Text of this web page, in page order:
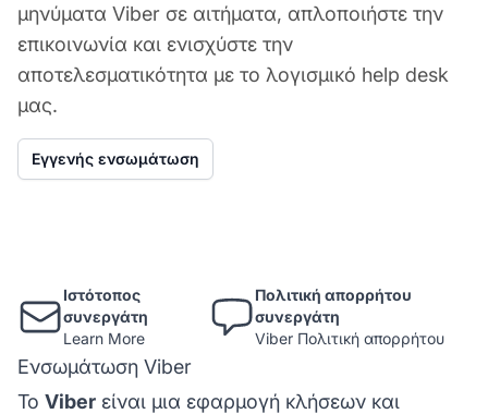
μηνύματα Viber σε αιτήματα, απλοποιήστε την
επικοινωνία και ενισχύστε την
αποτελεσματικότητα με το λογισμικό help desk
μας.
Εγγενής ενσωμάτωση
Ιστότοπος
συνεργάτη
Learn More
Πολιτική απορρήτου
συνεργάτη
Viber Πολιτική απορρήτου
Ενσωμάτωση Viber
Το Viber είναι μια εφαρμογή κλήσεων και